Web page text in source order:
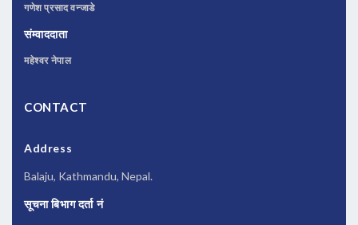
गणेश प्रसाद वन्जाडे
संम्वाददाता
महेश्वर नेपाल
CONTACT
Address
Balaju, Kathmandu, Nepal.
सूचना बिभाग दर्ता नं